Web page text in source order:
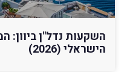
השקעות נדל"ן ביוון:
הישראלי (2026)